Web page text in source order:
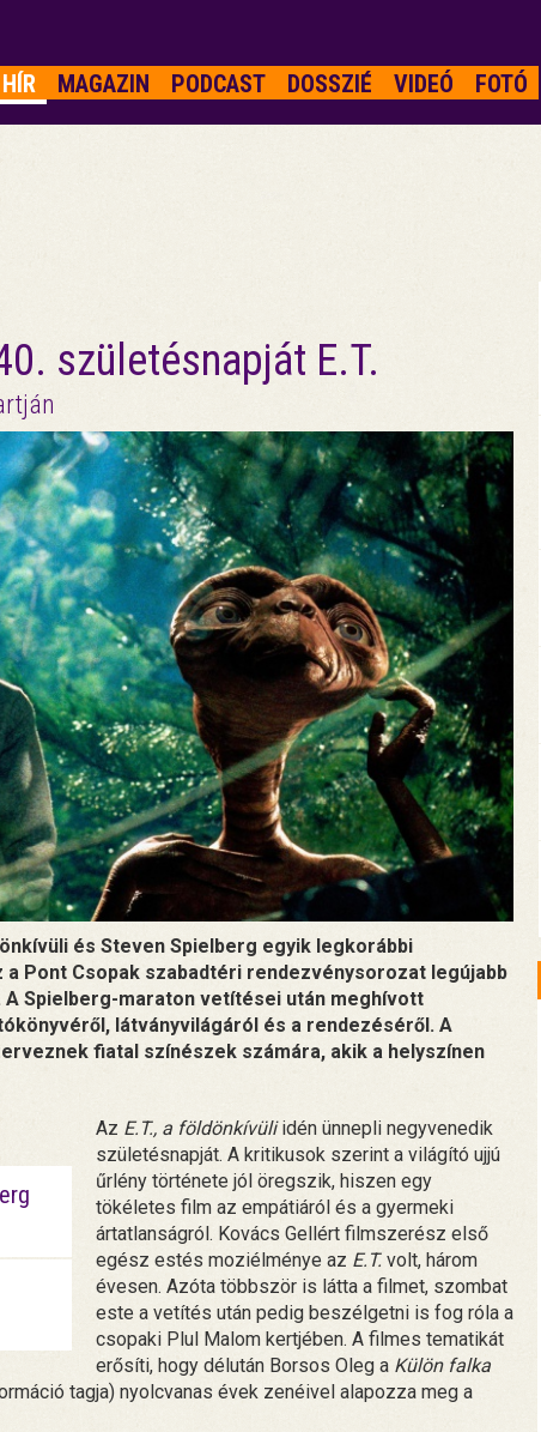
HÍR MAGAZIN PODCAST DOSSZIÉ VIDEÓ FOTÓ
születésnapját E.T.
és Steven Spielberg egyik legkorábbi
Pont Csopak szabadtéri rendezvénysorozat legújabb
A Spielberg-maraton vetítései után meghívott
látványvilágáról és a rendezéséről. A
fiatal színészek számára, akik a helyszínen
Az E.T., a földönkívüliidén ünnepli negyvenedik
születésnapját. A kritikusok szerint a világító ujjú
űrlény története jól öregszik, hiszen egy
tökéletes film az empátiáról és a gyermeki
ártatlanságról. Kovács Gellért filmszerész első
egész estés moziélménye az E.T. volt, három
évesen. Azóta többször is látta a filmet, szombat
este a vetítés után pedig beszélgetni is fog róla a
csopaki Plul Malom kertjében. A filmes tematikát
erősíti, hogy délután Borsos Oleg a Külön falka
tagja) nyolcvanas évek zenéivel alapozza meg a